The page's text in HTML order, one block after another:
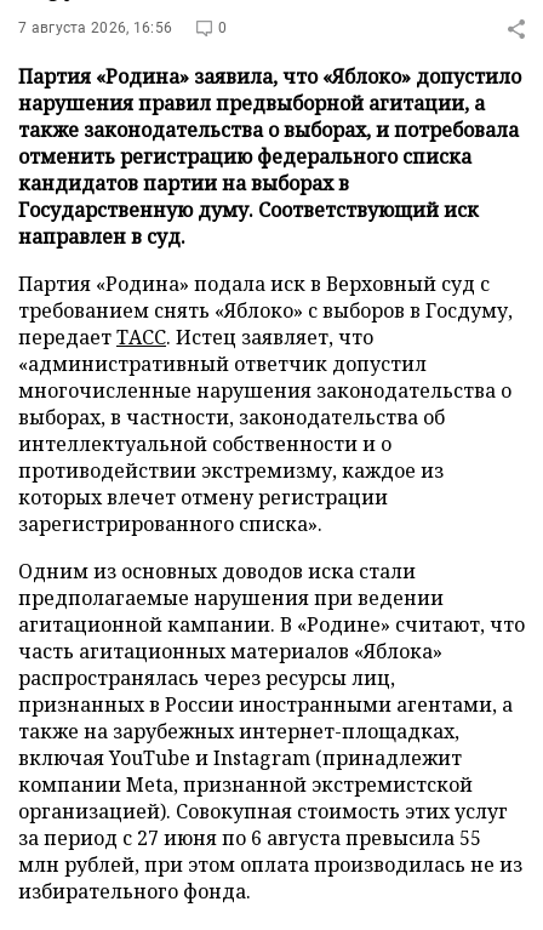
7 августа 2026, 16:56 0
Партия «Родина» заявила, что «Яблоко» допустило
нарушения правил предвыборной агитации, а
также законодательства о выборах, и потребовала
отменить регистрацию федерального списка
кандидатов партии на выборах в
Государственную думу. Соответствующий иск
направлен в суд.
Партия «Родина» подала иск в Верховный суд с
требованием снять «Яблоко» с выборов в Госдуму,
передаетТАСС. Истец заявляет, что
«административный ответчик допустил
многочисленные нарушения законодательства о
выборах, в частности, законодательства об
интеллектуальной собственности и о
противодействии экстремизму, каждое из
которых влечет отмену регистрации
зарегистрированного списка».
Одним из основных доводов иска стали
предполагаемые нарушения при ведении
агитационной кампании. В «Родине» считают, что
часть агитационных материалов «Яблока»
распространялась через ресурсы лиц,
признанных в России иностранными агентами, а
также на зарубежных интернет-площадках,
включая YouTube и Instagram (принадлежит
компании Meta, признанной экстремистской
организацией). Совокупная стоимость этих услуг
за период с 27 июня по 6 августа превысила 55
млн рублей, при этом оплата производилась не из
избирательного фонда.